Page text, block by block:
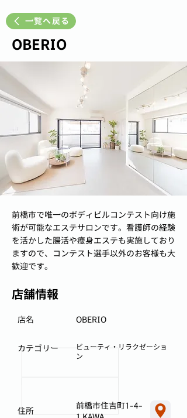
一覧へ戻る
OBERIO
前橋市で唯一のボディビルコンテスト向け施
術が可能なエステサロンです。看護師の経験
を活かした腸活や痩身エステも実施しており
ますので、コンテスト選手以外のお客様も大
歓迎です。
店舗情報
OBERIO
店名
ビューティ・リラクゼーショ
ン
カテゴリー
前橋市住吉町1-4-
住所